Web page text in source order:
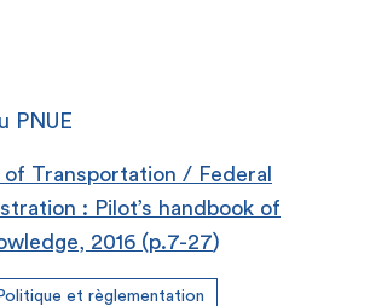
PNUE
Transportation / Federal
: Pilot’s handbook of
2016 (p.7-27)
Politique et règlementation